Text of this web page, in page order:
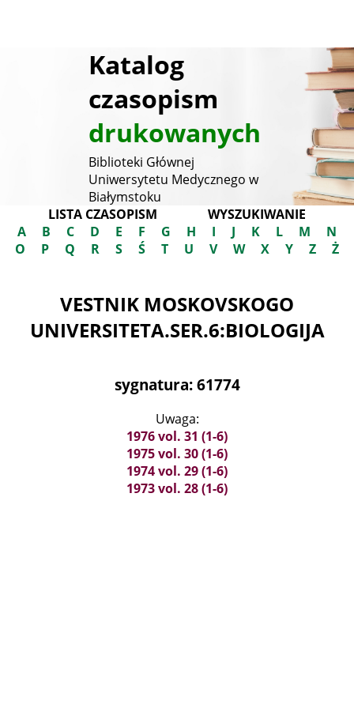
Katalog
czasopism
drukowanych
Biblioteki Głównej
Uniwersytetu Medycznego w
Białymstoku
LISTA CZASOPISM
WYSZUKIWANIE
A
B C D E F G H I J K L M
N
O
P Q R S Ś T U V W X Y Z Ż
VESTNIK MOSKOVSKOGO
UNIVERSITETA.SER.6:BIOLOGIJA
sygnatura: 61774
Uwaga:
1976 vol. 31 (1-6)
1975 vol. 30 (1-6)
1974 vol. 29 (1-6)
1973 vol. 28 (1-6)